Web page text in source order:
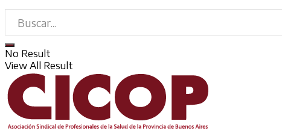
No Result
View All Result